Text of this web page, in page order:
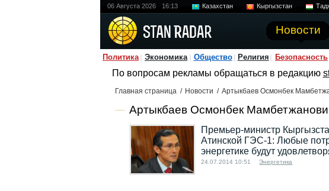
06 Августа 2026 16:13 Казахстан Кыргызстан
Новости
Политика Экономика Общество Религия Безопасность
По вопросам рекламы обращаться в редакцию
Главная страница / Новости / Артыкбаев Осмонбек
Артыкбаев Осмонбек
Премьер-министр
Атинской ГЭС-1: Любые
энергетике будут
24.07.2014 10:51 Энергетика